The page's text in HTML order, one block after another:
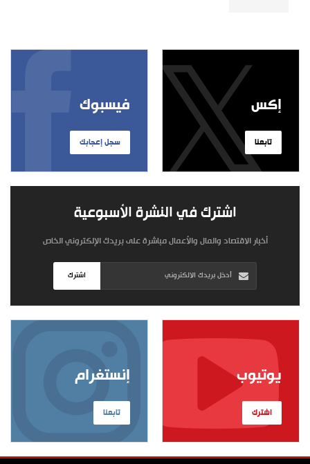
فيسبوك
سجل إعجابك
إكس
تابعنا
اشترك في النشرة الأسبوعية
أخبار الاقتصاد والمال والأعمال مباشرة على بريدك الإلكتروني الخاص
اشترك
إنستغرام
تابعنا
يوتيوب
اشترك